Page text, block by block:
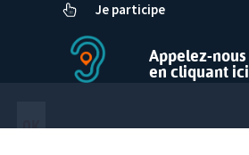
Je participe
Appelez-nous
en cliquant ici